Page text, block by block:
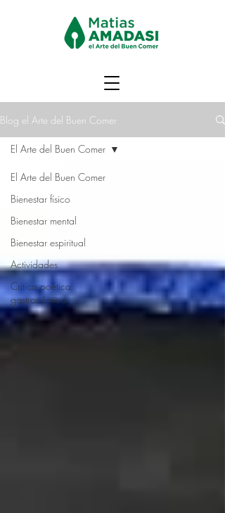
Blog el Arte del Buen Comer
El Arte del Buen Comer
Bienestar físico
Bienestar mental
Bienestar espiritual
Actividades
Crítica poética
gastronómica
El Arte del Buen Comer